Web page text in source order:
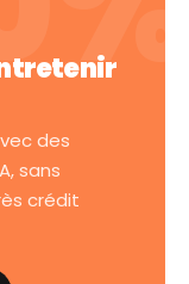
des
sans
crédit